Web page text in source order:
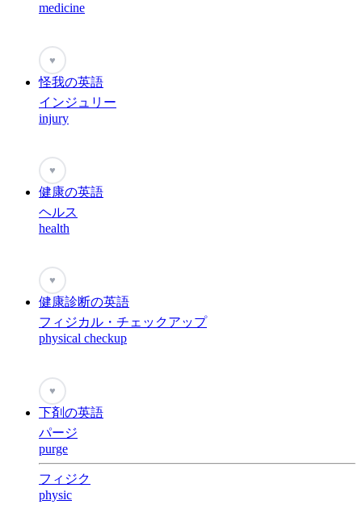
medicine
♥
怪我の英語
インジュリー
injury
♥
健康の英語
ヘルス
health
♥
健康診断の英語
フィジカル・チェックアップ
physical checkup
♥
下剤の英語
パージ
purge
フィジク
physic